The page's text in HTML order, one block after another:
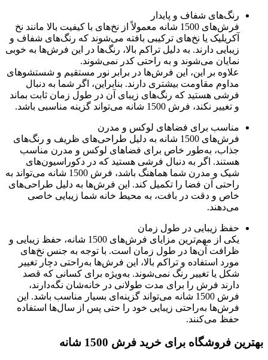
رنگ‌های شفاف و پایدار
فرش‌های 1500 شانه معمولاً از نخ‌های با کیفیت بالا مانند نخ
آکریلیک یا نخ‌های ترکیبی بافته می‌شوند که رنگ‌های شفاف و
زیبایی دارند. به دلیل تراکم بالا، رنگ‌ها در این فرش‌ها به خوبی
نمایان می‌شوند و به راحتی کدر نمی‌شوند.
علاوه بر این، این فرش‌ها در برابر نور مستقیم و شستشوهای
مداوم مقاومت بیشتری دارند. بنابراین، اگر شما به دنبال
فرشی هستید که رنگ‌های زیبای آن در طول زمان ثابت بماند
و تغییر نکند، فرش 1500 شانه می‌تواند گزینه مناسبی باشد.
مناسب برای فضاهای لوکس و مدرن
فرش‌های 1500 شانه به دلیل طراحی‌های ظریف و رنگ‌های
جذاب، به‌طور خاص برای فضاهای لوکس و مدرن مناسب
هستند. اگر به دنبال فرشی هستید که در دکوراسیون‌های
شیک و مدرن شما هماهنگ باشد، فرش 1500 شانه می‌تواند به
راحتی آن فضا را تکمیل کند. این فرش‌ها به دلیل طراحی‌های
خاص و دقت در بافت، به محیط خانه شما زیبایی خاصی
می‌دهند.
حفظ زیبایی در طول زمان
یکی از مهم‌ترین مزایای فرش‌های 1500 شانه، حفظ زیبایی و
ظرافت آن‌ها در طول زمان است. با توجه به جنس نخ‌های
مورد استفاده و تراکم بالا، این فرش‌ها به‌راحتی دچار تغییر
شکل یا تغییر رنگ نمی‌شوند. به‌ویژه برای کسانی که قصد
دارند فرش را برای مدت طولانی در خانه‌شان نگه‌دارند،
فرش 1500 شانه می‌تواند گزینه‌ای بسیار مناسب باشد. این
فرش‌ها به‌راحتی زیبایی خود را حتی پس از سال‌ها استفاده
حفظ می‌کنند.
بهترین فروشگاه برای خرید فرش 1500 شانه